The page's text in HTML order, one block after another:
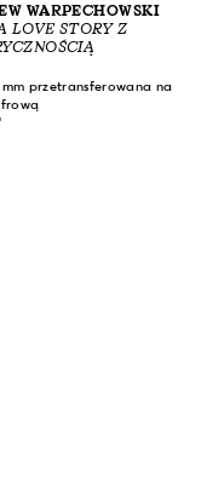
WARPECHOWSKI
LOVE STORY Z
przetransferowana na